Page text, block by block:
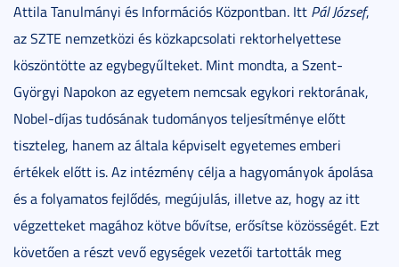
Attila Tanulmányi és Információs Központban. Itt Pál József,
az SZTE nemzetközi és közkapcsolati rektorhelyettese
köszöntötte az egybegyűlteket. Mint mondta, a Szent-
Györgyi Napokon az egyetem nemcsak egykori rektorának,
Nobel-díjas tudósának tudományos teljesítménye előtt
tiszteleg, hanem az általa képviselt egyetemes emberi
értékek előtt is. Az intézmény célja a hagyományok ápolása
és a folyamatos fejlődés, megújulás, illetve az, hogy az itt
végzetteket magához kötve bővítse, erősítse közösségét. Ezt
követően a részt vevő egységek vezetői tartották meg